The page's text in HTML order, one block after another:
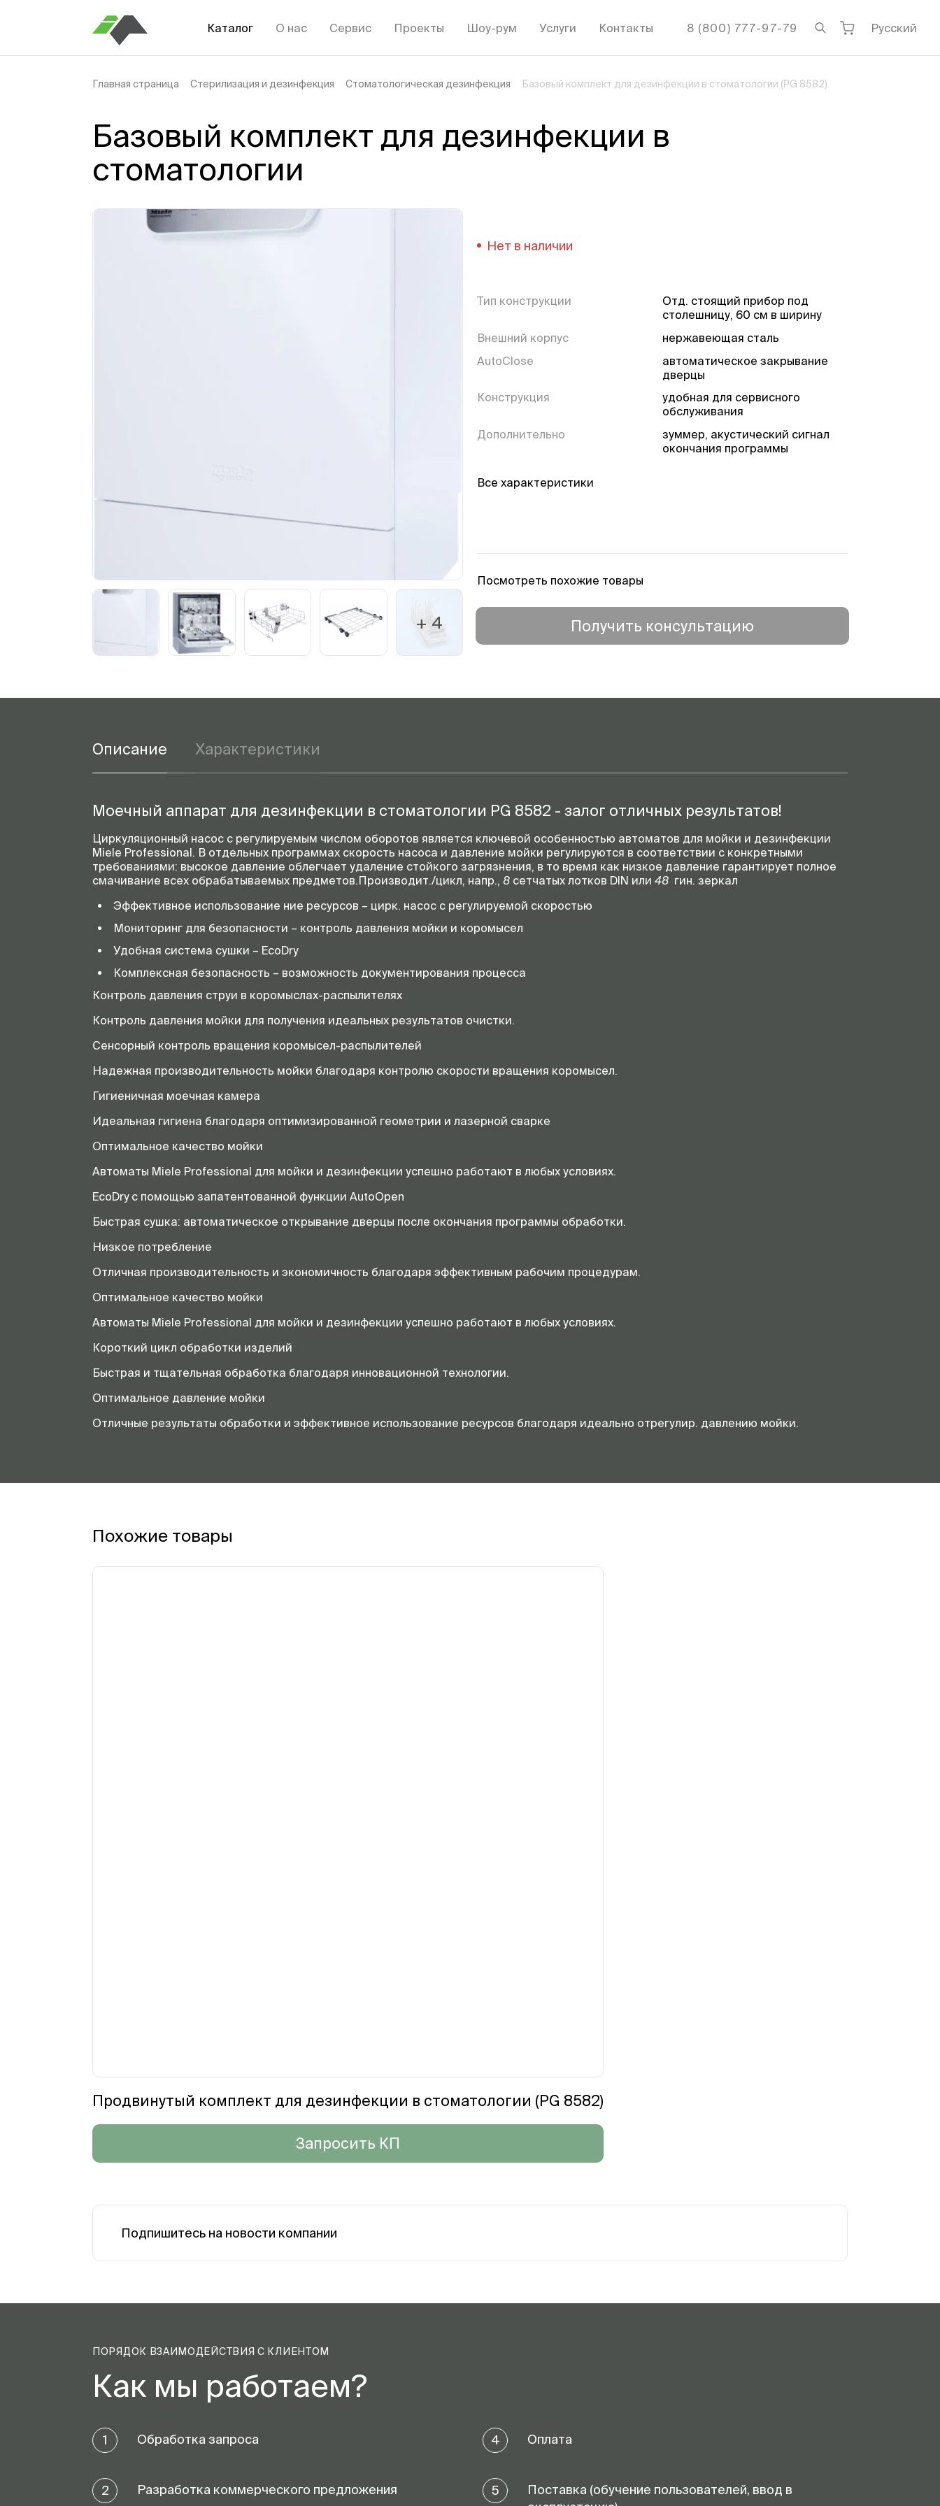
Каталог О нас Сервис Проекты Шоу-рум Услуги Контакты 8 (800) 777-97-79 Русский
Главная страница Стерилизация и дезинфекция Стоматологическая дезинфекция Базовый комплект для дезинфекции в стоматологии (PG 8582)
Базовый комплект для дезинфекции в
стоматологии
+ 4
Нет в наличии
Тип конструкции
Отд. стоящий прибор под
столешницу, 60 см в ширину
Внешний корпус
нержавеющая сталь
AutoClose
автоматическое закрывание
дверцы
Конструкция
удобная для сервисного
обслуживания
Дополнительно
зуммер, акустический сигнал
окончания программы
Индикатор выполнения
Выбор языка сообщений на
Все характеристики
Посмотреть похожие товары
Получить консультацию
Описание Характеристики
Моечный аппарат для дезинфекции в стоматологии PG 8582 - залог отличных результатов!
Циркуляционный насос с регулируемым числом оборотов является ключевой особенностью автоматов для мойки и дезинфекции
Miele Professional. В отдельных программах скорость насоса и давление мойки регулируются в соответствии с конкретными
требованиями: высокое давление облегчает удаление стойкого загрязнения, в то время как низкое давление гарантирует полное
смачивание всех обрабатываемых предметов.Производит./цикл, напр., 8 сетчатых лотков DIN или 48 гин. зеркал
Эффективное использование ние ресурсов – цирк. насос с регулируемой скоростью
Мониторинг для безопасности – контроль давления мойки и коромысел
Удобная система сушки – EcoDry
Комплексная безопасность – возможность документирования процесса
Контроль давления струи в коромыслах-распылителях
Контроль давления мойки для получения идеальных результатов очистки.
Сенсорный контроль вращения коромысел-распылителей
Надежная производительность мойки благодаря контролю скорости вращения коромысел.
Гигиеничная моечная камера
Идеальная гигиена благодаря оптимизированной геометрии и лазерной сварке
Оптимальное качество мойки
Автоматы Miele Professional для мойки и дезинфекции успешно работают в любых условиях.
EcoDry с помощью запатентованной функции AutoOpen
Быстрая сушка: автоматическое открывание дверцы после окончания программы обработки.
Низкое потребление
Отличная производительность и экономичность благодаря эффективным рабочим процедурам.
Оптимальное качество мойки
Автоматы Miele Professional для мойки и дезинфекции успешно работают в любых условиях.
Короткий цикл обработки изделий
Быстрая и тщательная обработка благодаря инновационной технологии.
Оптимальное давление мойки
Отличные результаты обработки и эффективное использование ресурсов благодаря идеально отрегулир. давлению мойки.
Похожие товары
Продвинутый комплект для дезинфекции в стоматологии (PG 8582)
Запросить КП
Подпишитесь на новости компании
ПОРЯДОК ВЗАИМОДЕЙСТВИЯ С КЛИЕНТОМ
Как мы работаем?
1 Обработка запроса
2 Разработка коммерческого предложения
4 Оплата
5
Поставка (обучение пользователей, ввод в